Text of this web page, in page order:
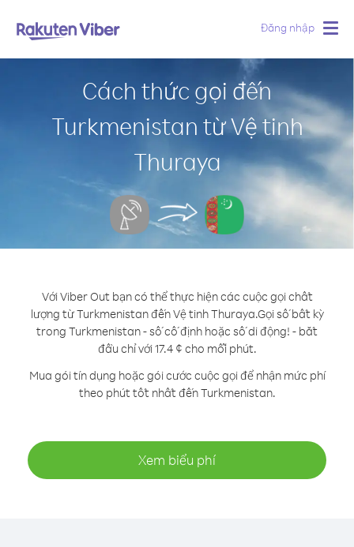
Đăng nhập
Cách thức gọi đến
Turkmenistan từ Vệ tinh
Thuraya
Với Viber Out bạn có thể thực hiện các cuộc gọi chất
lượng từ Turkmenistan đến Vệ tinh Thuraya.Gọi số bất kỳ
trong Turkmenistan - số cố định hoặc số di động! - bắt
đầu chỉ với 17.4 ¢ cho mỗi phút.
Mua gói tín dụng hoặc gói cước cuộc gọi để nhận mức phí
theo phút tốt nhất đến Turkmenistan.
Xem biểu phí